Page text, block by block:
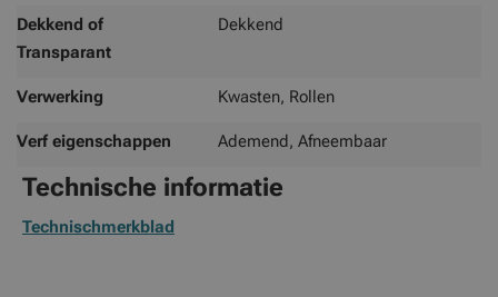
Dekkend of
Transparant
Dekkend
Verwerking Kwasten, Rollen
Verf eigenschappen Ademend, Afneembaar
Technische informatie
Technischmerkblad